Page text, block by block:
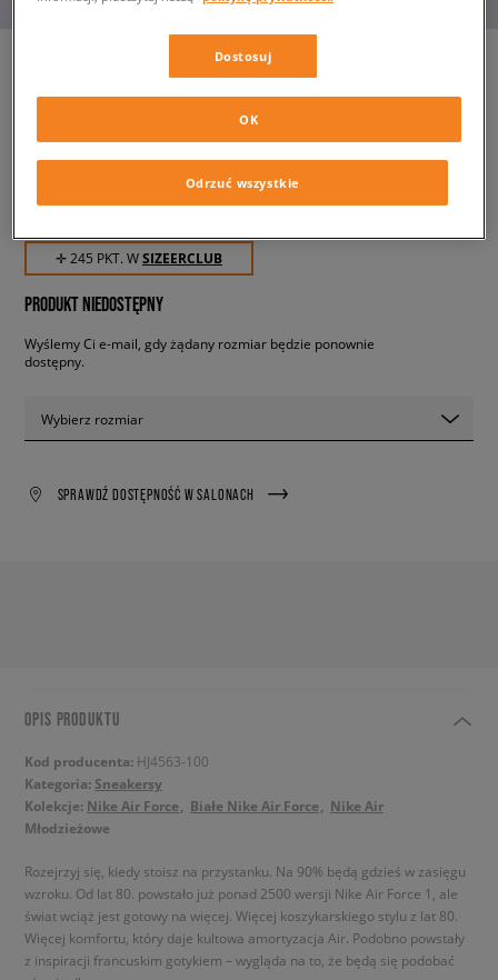
dziecięce, sneakersy
244,99 zł
✛ 245 PKT. WSIZEERCLUB
PRODUKT NIEDOSTĘPNY
Wyślemy Ci e-mail, gdy żądany rozmiar będzie ponownie
dostępny.
Wybierz rozmiar
SPRAWDŹ DOSTĘPNOŚĆ W SALONACH
OPIS PRODUKTU
Kod producenta: HJ4563-100
Kategoria: Sneakersy
Kolekcje: Nike Air Force Białe Nike Air Force
Nike Air
Młodzieżowe
Rozejrzyj się, kiedy stoisz na przystanku. Na 90% będą gdzieś w zasięgu
wzroku. Od lat 80. powstało już ponad 2500 wersji Nike Air Force 1, ale
świat wciąż jest gotowy na więcej. Więcej koszykarskiego stylu z lat 80.
Więcej komfortu, który daje kultowa amortyzacja Air. Podobno powstały
z inspiracji francuskim gotykiem – wygląda na to, że będą się podobać
Dostosuj
Odrzuć wszystkie
OK